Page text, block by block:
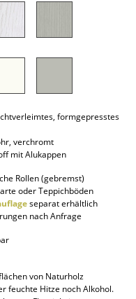
formgepresstes
verchromt
mit Alukappen
Rollen (gebremst)
oder Teppichböden
separat erhältlich
nach Anfrage
von Naturholz
feuchte Hitze noch Alkohol.